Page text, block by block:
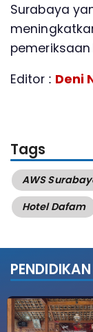
Surabaya
Editor : Deni
Tags
AWS
Hotel Dafam
PENDIDIKAN